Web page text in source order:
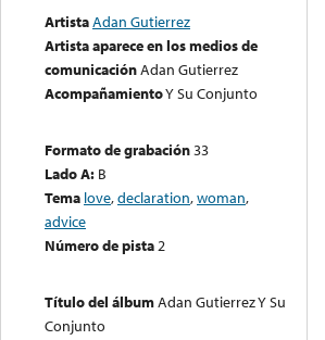
ArtistaAdan Gutierrez
Artista aparece en los medios de
comunicaciónAdan Gutierrez
AcompañamientoY Su Conjunto
Formato de grabación33
Lado A: B
Tema love,declaration,woman,
advice
Número de pista2
Título del álbumAdan Gutierrez Y Su
Conjunto